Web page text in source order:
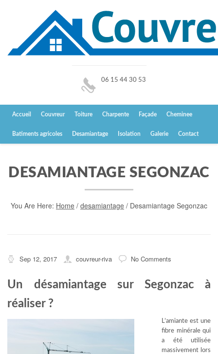
06 15 44 30 53
Accueil Couvreur Toiture Charpente Façade Cheminee
Batiments agricoles Desamiantage Isolation Galerie Contact
DESAMIANTAGE SEGONZAC
You Are Here: Home / desamiantage / Desamiantage Segonzac
Sep 12, 2017 couvreur-riva No Comments
Un désamiantage sur Segonzac à
réaliser ?
L’amiante est une
fibre minérale qui
a été utilisée
massivement lors